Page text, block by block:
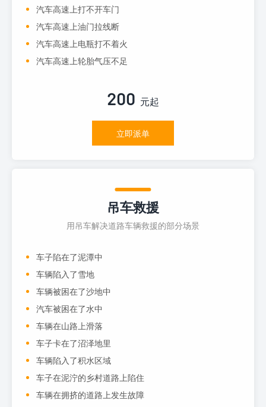
汽车高速上打不开车门
汽车高速上油门拉线断
汽车高速上电瓶打不着火
汽车高速上轮胎气压不足
200 元起
立即派单
吊车救援
用吊车解决道路车辆救援的部分场景
车子陷在了泥潭中
车辆陷入了雪地
车辆被困在了沙地中
汽车被困在了水中
车辆在山路上滑落
车子卡在了沼泽地里
车辆陷入了积水区域
车子在泥泞的乡村道路上陷住
车辆在拥挤的道路上发生故障